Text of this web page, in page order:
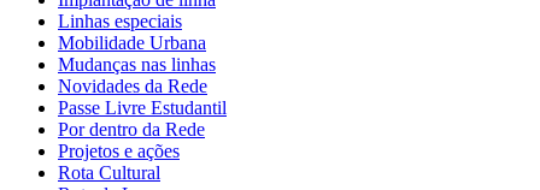
Linhas especiais
Mobilidade Urbana
Mudanças nas linhas
Novidades da Rede
Passe Livre Estudantil
Por dentro da Rede
Projetos e ações
Rota Cultural